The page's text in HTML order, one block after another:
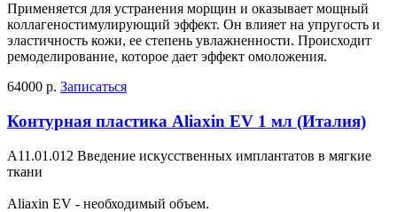
Применяется для устранения морщин и оказывает мощный
коллагеностимулирующий эффект. Он влияет на упругость и
эластичность кожи, ее степень увлажненности. Происходит
ремоделирование, которое дает эффект омоложения.
64000 р. Записаться
Контурная пластика Aliaxin EV 1 мл (Италия)
А11.01.012 Введение искусственных имплантатов в мягкие
ткани
Aliaxin EV - необходимый объем.